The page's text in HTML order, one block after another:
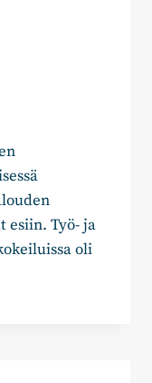
esiin. Työ- ja
oli